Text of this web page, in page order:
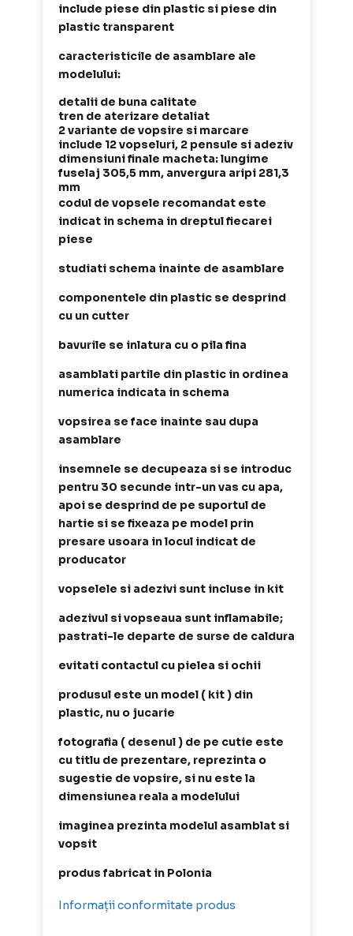
include piese din plastic si piese din
plastic transparent
caracteristicile de asamblare ale
modelului:
detalii de buna calitate
tren de aterizare detaliat
2 variante de vopsire si marcare
include 12 vopseluri, 2 pensule si adeziv
dimensiuni finale macheta: lungime
fuselaj 305,5 mm, anvergura aripi 281,3
mm
codul de vopsele recomandat este
indicat in schema in dreptul fiecarei
piese
studiati schema inainte de asamblare
componentele din plastic se desprind
cu un cutter
bavurile se inlatura cu o pila fina
asamblati partile din plastic in ordinea
numerica indicata in schema
vopsirea se face inainte sau dupa
asamblare
insemnele se decupeaza si se introduc
pentru 30 secunde intr-un vas cu apa,
apoi se desprind de pe suportul de
hartie si se fixeaza pe model prin
presare usoara in locul indicat de
producator
vopselele si adezivi sunt incluse in kit
adezivul si vopseaua sunt inflamabile;
pastrati-le departe de surse de caldura
evitati contactul cu pielea si ochii
produsul este un model ( kit ) din
plastic, nu o jucarie
fotografia ( desenul ) de pe cutie este
cu titlu de prezentare, reprezinta o
sugestie de vopsire, si nu este la
dimensiunea reala a modelului
imaginea prezinta modelul asamblat si
vopsit
produs fabricat in Polonia
Informații conformitate produs